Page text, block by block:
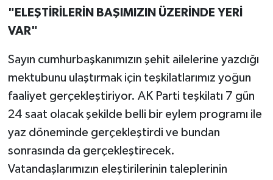
"ELEŞTİRİLERİN BAŞIMIZIN ÜZERİNDE YERİ
VAR"
Sayın cumhurbaşkanımızın şehit ailelerine yazdığı
mektubunu ulaştırmak için teşkilatlarımız yoğun
faaliyet gerçekleştiriyor. AK Parti teşkilatı 7 gün
24 saat olacak şekilde belli bir eylem programı ile
yaz döneminde gerçekleştirdi ve bundan
sonrasında da gerçekleştirecek.
Vatandaşlarımızın eleştirilerinin taleplerinin